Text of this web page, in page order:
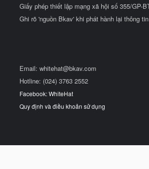
Giấy phép thiết lập mạng xã hội số 355/GP-
Ghi rõ 'nguồn Bkav' khi phát hành lại thông
Email: whitehat@bkav.com
Hotline: (024) 3763 2552
Facebook: WhiteHat
Quy định và điều khoản sử dụng